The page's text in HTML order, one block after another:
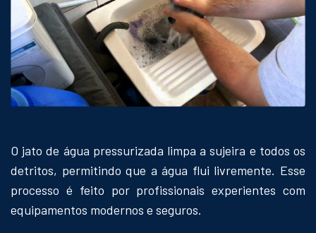
O jato de água pressurizada limpa a sujeira e todos os
detritos, permitindo que a água flui livremente. Esse
processo é feito por profissionais experientes com
equipamentos modernos e seguros.